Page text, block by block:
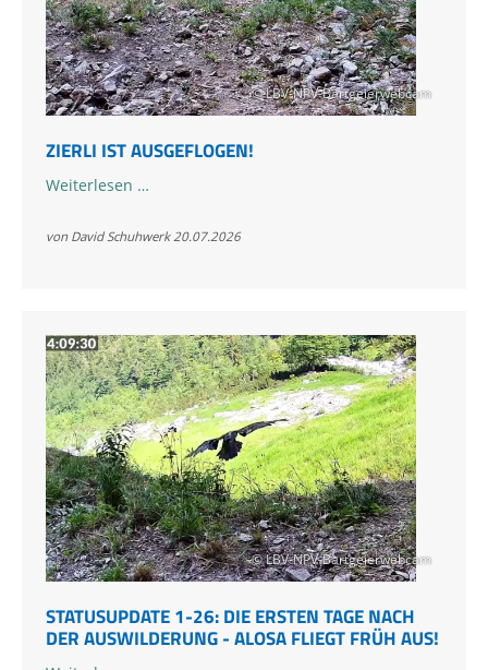
© LBV-NPV-Bartgeierwebcam
ZIERLI IST AUSGEFLOGEN!
Weiterlesen …
ausgeflogen!
von David Schuhwerk20.07.2026
© LBV-NPV-Bartgeierwebcam
STATUSUPDATE 1-26: DIE ERSTEN TAGE NACH
DER AUSWILDERUNG - ALOSA FLIEGT FRÜH AUS!